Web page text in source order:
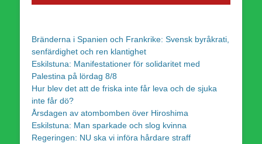
Bränderna i Spanien och Frankrike: Svensk byråkrati,
senfärdighet och ren klantighet
Eskilstuna: Manifestationer för solidaritet med
Palestina på lördag 8/8
Hur blev det att de friska inte får leva och de sjuka
inte får dö?
Årsdagen av atombomben över Hiroshima
Eskilstuna: Man sparkade och slog kvinna
Regeringen: NU ska vi införa hårdare straff